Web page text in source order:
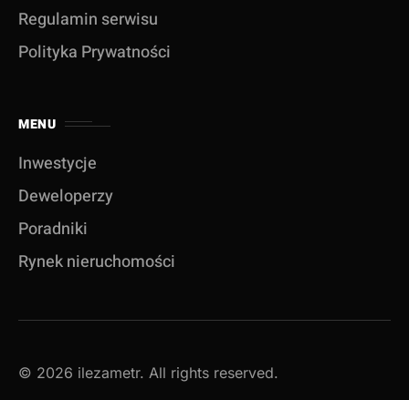
Regulamin serwisu
Polityka Prywatności
MENU
Inwestycje
Deweloperzy
Poradniki
Rynek nieruchomości
© 2026 ilezametr. All rights reserved.